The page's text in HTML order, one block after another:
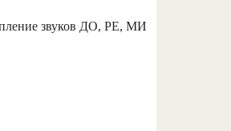
звуков ДО, РЕ, МИ